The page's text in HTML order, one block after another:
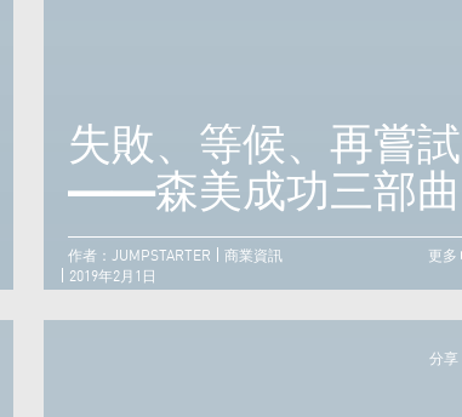
己——極地馬拉松跑
手盧俊賢
失敗、等候、再嘗試
——森美成功三部曲
作者：JUMPSTARTER
商業資訊
2019年2月1日
更多
分享